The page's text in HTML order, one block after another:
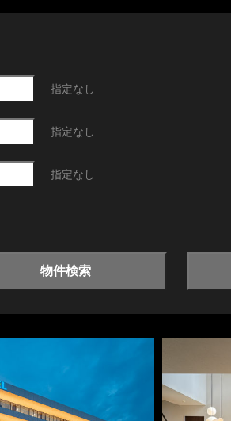
指定なし
指定なし
指定なし
物件検索